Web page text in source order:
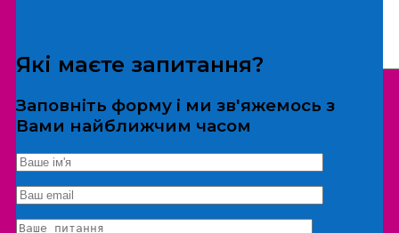
*Дані не передаються третім особам
Екскурсія/локація
Які маєте запитання?
Заповніть форму і ми зв'яжемось з
Вами найближчим часом